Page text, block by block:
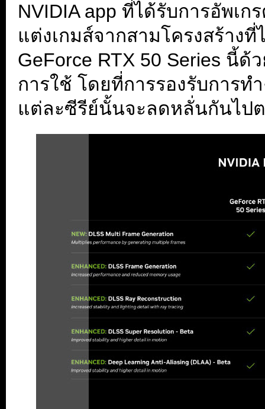
NVIDIA app ที่ได้รับการอัพเ
แต่งเกมส์จากสามโครงสร้าง
GeForce RTX 50 Series นี้ด้
การใช้ โดยที่การรองรับการ
แต่ละซีรีย์นั้นจะลดหลั่นกันไป